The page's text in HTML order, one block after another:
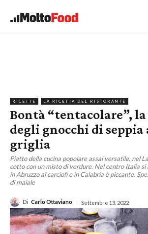
RICETTE LA RICETTA DEL RISTORANTE
Bontà “tentacolare”,
degli gnocchi di seppia
griglia
Piatto della cucina popolare assai versatile, nel
cotto con un misto di verdure. Nel centro Italia si
in Abruzzo ai carciofi e in Calabria è piccante.
di maiale
Di Carlo Ottaviano Settembre 13, 2022